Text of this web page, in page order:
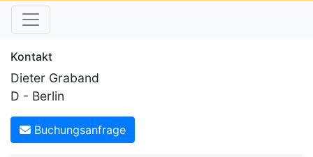
Kontakt
Dieter Graband
D - Berlin
Buchungsanfrage